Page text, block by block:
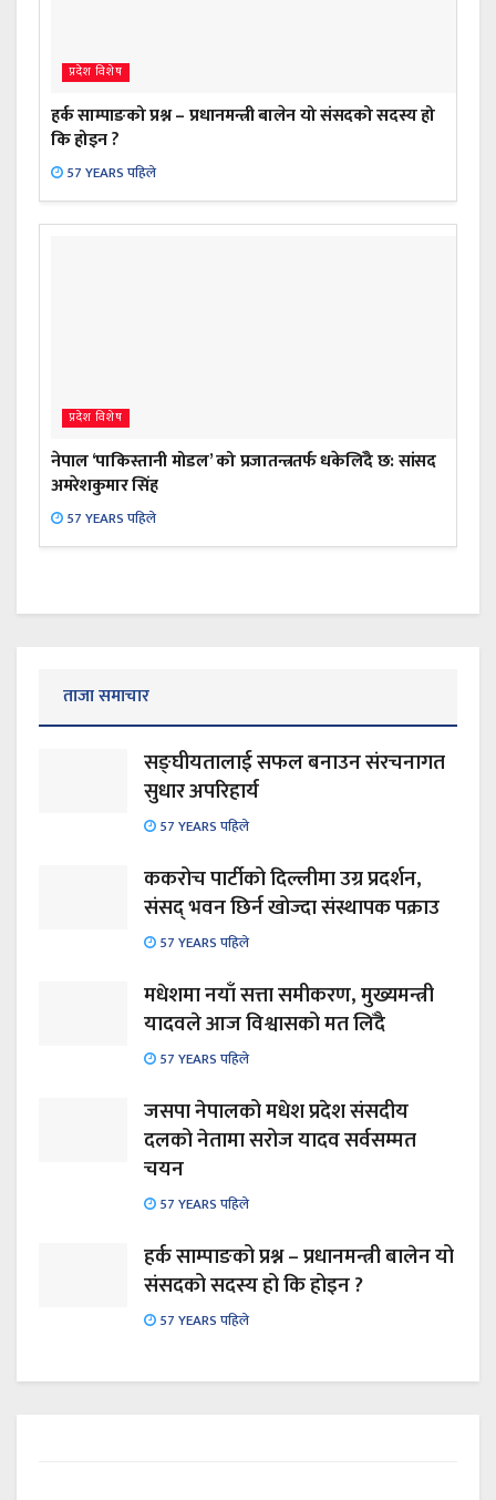
प्रदेश विशेष
हर्क साम्पाङको प्रश्न – प्रधानमन्त्री बालेन यो संसदको सदस्य हो
कि होइन ?
57 YEARS पहिले
प्रदेश विशेष
नेपाल ‘पाकिस्तानी मोडल’ को प्रजातन्त्रतर्फ धकेलिँदै छ: सांसद
अमरेशकुमार सिंह
57 YEARS पहिले
ताजा समाचार
सङ्घीयतालाई सफल बनाउन संरचनागत
सुधार अपरिहार्य
57 YEARS पहिले
ककरोच पार्टीको दिल्लीमा उग्र प्रदर्शन,
संसद् भवन छिर्न खोज्दा संस्थापक पक्राउ
57 YEARS पहिले
मधेशमा नयाँ सत्ता समीकरण, मुख्यमन्त्री
यादवले आज विश्वासको मत लिँदै
57 YEARS पहिले
जसपा नेपालको मधेश प्रदेश संसदीय
दलको नेतामा सरोज यादव सर्वसम्मत
चयन
57 YEARS पहिले
हर्क साम्पाङको प्रश्न – प्रधानमन्त्री बालेन यो
संसदको सदस्य हो कि होइन ?
57 YEARS पहिले